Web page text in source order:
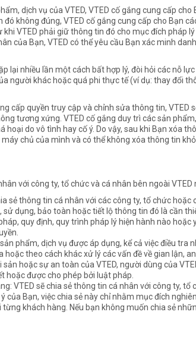
dịch vụ của VTED, VTED cố gắng cung cấp
đó không đúng, VTED cố gắng cung cấp cho Bạn
VTED phải giữ thông tin đó cho mục đích pháp
của Bạn, VTED có thể yêu cầu Bạn xác minh
lại nhiều lần một cách bất hợp lý, đòi hỏi các nỗ
người khác hoặc quá phi thực tế (ví dụ: thay đổi
cấp quyền truy cập và chỉnh sửa thông tin, VTED
tương xứng. VTED cố gắng duy trì các sản
hoại do vô tình hay cố ý. Do vậy, sau khi Bạn xóa
chủ của mình và có thể không xóa thông tin
với công ty, tổ chức và cá nhân bên ngoài
sẻ thông tin cá nhân với các công ty, tổ chức hoặc
sử dụng, bảo toàn hoặc tiết lộ thông tin đó là cần
quy định, quy trình pháp lý hiện hành nào hoặc
phẩm, dịch vụ được áp dụng, kể cả việc điều tra
hoặc theo cách khác xử lý các vấn đề về gian lận,
sản hoặc sự an toàn của VTED, người dùng của
hoặc được cho phép bởi luật pháp.
VTED sẽ chia sẻ thông tin cá nhân với công ty, tổ
của Bạn, việc chia sẻ này chỉ nhằm mục đích
khách hàng. Nếu bạn không muốn chia sẻ